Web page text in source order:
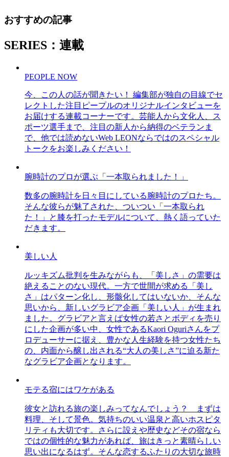
おすすめの記事
SERIES：連載
PEOPLE NOW
今、この人の話が聞きたい！ 編集部が独自の目線でセ
レクトした注目ピープルのオリジナルインタビューを
お届けする連載コーナーです。芸能人から文化人、ス
ポーツ選手まで、注目の新人から納得のベテランま
で、他では読めないWeb LEONならではのスペシャル
トークをお楽しみください！
腕時計のプロが選ぶ「一本取られました！」
数多の腕時計を日々目にしている腕時計のプロたち。
そんな彼らが魅了された、ついつい「一本取られ
た！」と膝を打ったモデルについて、熱く語っていた
だきます。
美しい人
ルッキズム批判を生みながらも、「美しさ」の需要は
絶えることのない現代。一方で世間が求める「美し
さ」はパターン化し、形骸化してはいないか、そんな
思いから、新しいグラビア企画「美しい人」が生まれ
ました。グラビアと言えば女性の若さとボディを売り
にした企画が多い中、女性であるKaori Oguriさんをプ
ロデューサーに据え、豊かな人生経験を持つ女性たち
の、内面から醸し出される“大人の美しさ”に迫る新た
なグラビア企画となります。
モテる宿にはワケがある
彼女と訪れる旅の楽しみってなんでしょう？ まずは
料理、そして景色。気持ちのいい温泉と高いホスピタ
リティも大切です。さらに設えや歴史などその宿なら
ではの個性的な魅力があれば、旅はきっと素晴らしい
思い出になるはず。そんな恋するふたりの大切な旅時